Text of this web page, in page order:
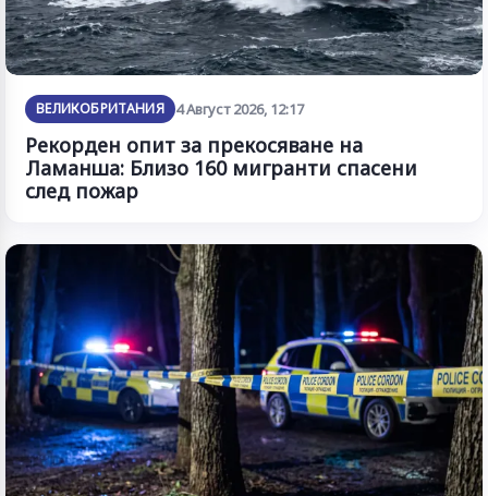
ВЕЛИКОБРИТАНИЯ 4 Август 2026, 12:17
Рекорден опит за прекосяване на
Ламанша: Близо 160 мигранти спасени
след пожар